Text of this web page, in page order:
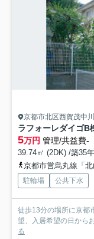
京都市北区西賀茂中
ラフォーレダイゴB
5万円 管理/共益費-
39.74㎡ (2DK) /築35
京都市営烏丸線「
駐輪場 公共下水
徒歩13分の場所に京都
望、入居希望の日から
る